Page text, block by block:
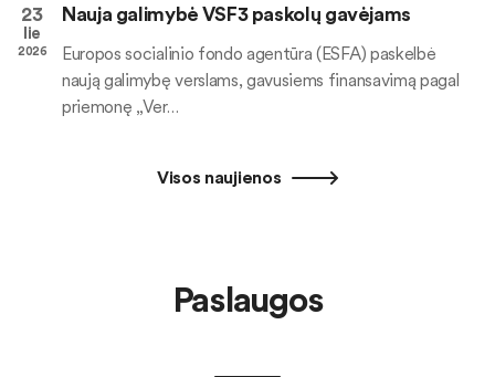
23
lie
2026
Nauja galimybė VSF3 paskolų gavėjams
Europos socialinio fondo agentūra (ESFA) paskelbė
naują galimybę verslams, gavusiems finansavimą pagal
priemonę „Ver…
Visos naujienos
Paslaugos